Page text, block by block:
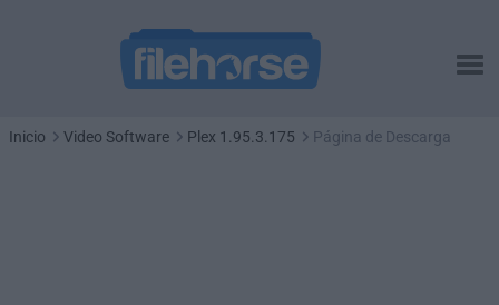
Inicio Video Software Plex 1.95.3.175 Página de Descarga